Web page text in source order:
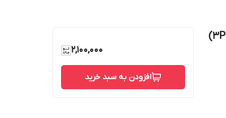
استنلس استیل 304 شیر گازی سه تکه (3PC)
2,100,000
افزودن به سبد خرید